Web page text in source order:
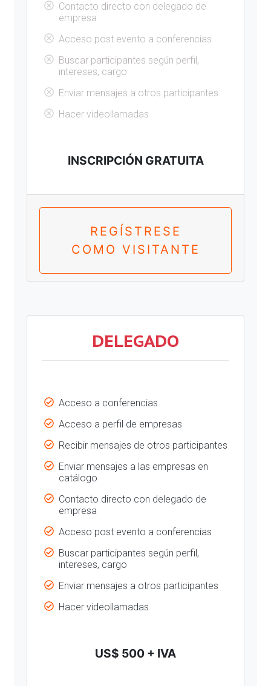
Contacto directo con delegado de
empresa
Acceso post evento a conferencias
Buscar participantes según perfil,
intereses, cargo
Enviar mensajes a otros participantes
Hacer videollamadas
INSCRIPCIÓN GRATUITA
REGÍSTRESE
COMO VISITANTE
DELEGADO
Acceso a conferencias
Acceso a perfil de empresas
Recibir mensajes de otros participantes
Enviar mensajes a las empresas en
catálogo
Contacto directo con delegado de
empresa
Acceso post evento a conferencias
Buscar participantes según perfil,
intereses, cargo
Enviar mensajes a otros participantes
Hacer videollamadas
US$ 500 + IVA